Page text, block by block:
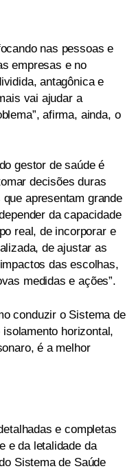
nas pessoas e
empresas e no
antagônica e
vai ajudar a
afirma, ainda, o
gestor de saúde é
decisões duras
apresentam grande
da capacidade
real, de incorporar e
de ajustar as
das escolhas,
medidas e ações”.
conduzir o Sistema de
horizontal,
é a melhor
e completas
e da letalidade da
Sistema de Saúde